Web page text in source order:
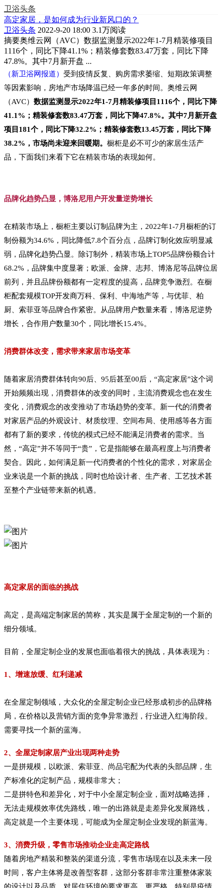
卫浴头条
高定家居，是如何成为行业新风口的？
卫浴头条 2022-9-20 18:00 3.1万阅读
摘要奥维云网（AVC）数据监测显示2022年1-7月精装修项目
1116个，同比下降41.1%；精装修套数83.47万套，同比下降
47.8%。其中7月新开盘 ...
（新卫浴网报道） 受到疫情反复、购房需求萎缩、短期政策调整
等因素影响，房地产市场降温已经一年多的时间。奥维云网
（AVC） 数据监测显示2022年1-7月精装修项目1116个，同比下降
41.1%；精装修套数83.47万套，同比下降47.8%。其中7月新开盘
项目181个，同比下降32.2%；精装修套数13.45万套，同比下降
38.2%，市场尚未迎来回暖期。 橱柜是必不可少的家居生活产
品，下面我们来看下它在精装市场的表现如何。
品牌化趋势凸显，博洛尼用户开发量逆势增长
在精装市场上，橱柜主要以订制品牌为主，2022年1-7月橱柜的订
制份额为34.6%，同比降低7.8个百分点，品牌订制化效应明显减
弱，品牌化趋势凸显。除订制外，精装市场上TOP5品牌份额合计
68.2%，品牌集中度显著；欧派、金牌、志邦、博洛尼等品牌位居
前列，并且品牌份额都有一定程度的提高，品牌竞争激烈。在橱
柜配套规模TOP开发商万科、保利、中海地产等，与优菲、柏
厨、索菲亚等品牌合作紧密。从品牌用户数量来看，博洛尼逆势
增长，合作用户数量30个，同比增长15.4%。
消费群体改变，需求带来家居市场变革
随着家居消费群体转向90后、95后甚至00后，“高定家居”这个词
开始频频出现，消费群体的改变的同时，主流消费观念也在发生
变化，消费观念的改变推动了市场趋势的变革。新一代的消费者
对家居产品的外观设计、材质纹理、空间布局、使用感等各方面
都有了新的要求，传统的模式已经不能满足消费者的需求。当
然，“高定”并不等同于“贵”，它是指能够在最高程度上与消费者
契合。因此，如何满足新一代消费者的个性化的需求，对家居企
业来说是一个新的挑战，同时也给设计者、生产者、工艺技术甚
至整个产业链带来新的机遇。
高定家居的面临的挑战
高定，是高端定制家居的简称，其实是属于全屋定制的一个新的
细分领域。
目前，全屋定制企业的发展也面临着很大的挑战，具体表现为：
1、增速放缓、红利递减
在全屋定制领域，大众化的全屋定制企业已经形成初步的品牌格
局，在价格以及营销方面的竞争异常激烈，行业进入红海阶段。
需要寻找一个新的蓝海。
2、全屋定制家居产业出现两种走势
一是拼规模，以欧派、索菲亚、尚品宅配为代表的头部品牌，生
产标准化的定制产品，规模非常大；
二是拼特色和差异化，对于中小全屋定制企业，面对战略选择，
无法走规模效率优先路线，唯一的出路就是走差异化发展路线，
高定就是一个主要体现，可能成为全屋定制企业发现的新蓝海。
3、消费升级，零售市场推动企业走高定路线
随着房地产精装和整装的渠道分流，零售市场现在以及未来一段
时间，客户主体将是改善型客群，这部分客群非常注重整体家装